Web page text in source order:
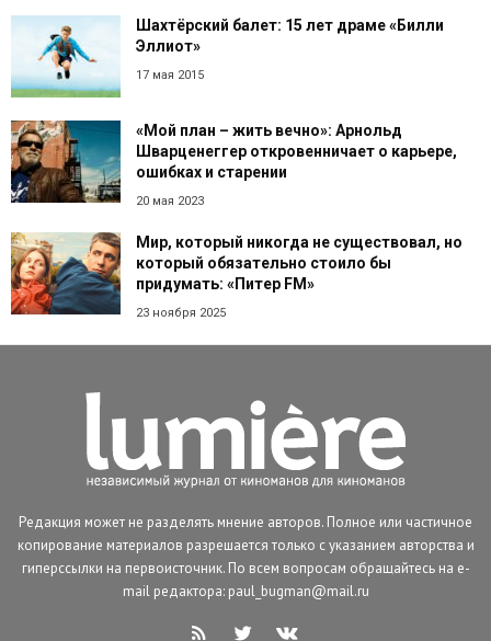
Шахтёрский балет: 15 лет драме «Билли
Эллиот»
17 мая 2015
«Мой план – жить вечно»: Арнольд
Шварценеггер откровенничает о карьере,
ошибках и старении
20 мая 2023
Мир, который никогда не существовал, но
который обязательно стоило бы
придумать: «Питер FM»
23 ноября 2025
Редакция может не разделять мнение авторов. Полное или частичное
копирование материалов разрешается только с указанием авторства и
гиперссылки на первоисточник. По всем вопросам обращайтесь на e-
mail редактора: paul_bugman@mail.ru